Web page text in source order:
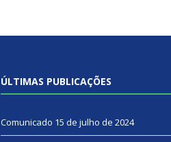
ÚLTIMAS PUBLICAÇÕES
Comunicado 15 de julho de 2024